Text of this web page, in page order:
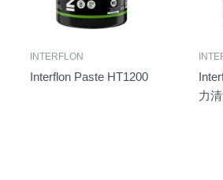
INTERFLON
Interflon Paste HT1200
力